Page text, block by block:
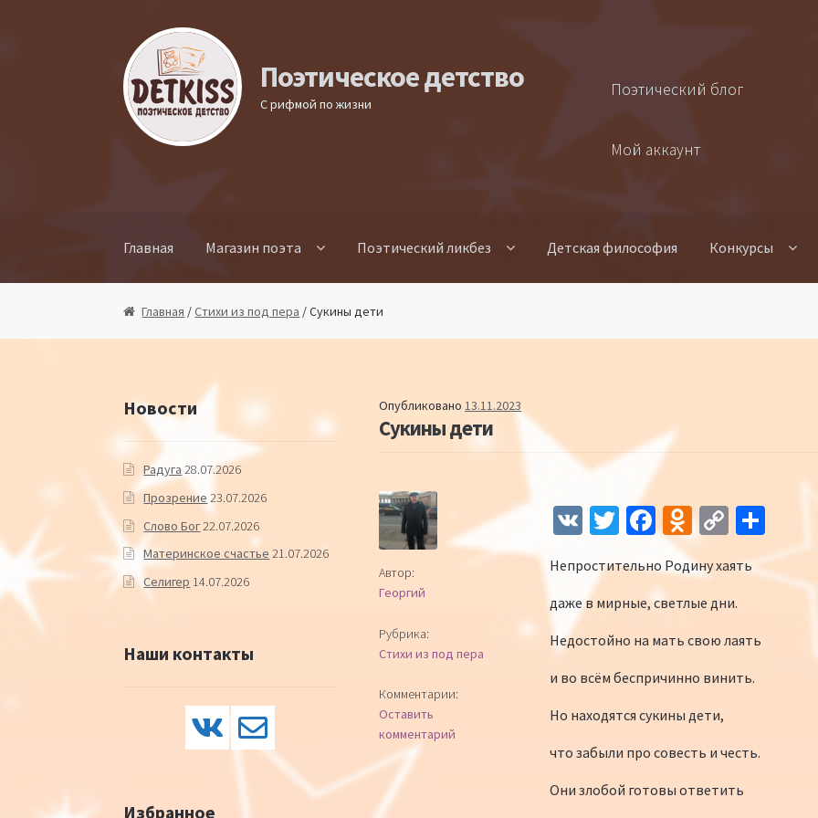
Поэтическое детство
С рифмой по жизни
Поэтический блог
Мой аккаунт
Главная Магазин поэта Поэтический ликбез Детская философия Конкурсы
Главная /Стихи из под пера / Сукины дети
Опубликовано13.11.2023
Сукины дети
Автор:
Георгий
Рубрика:
Стихи из под пера
Комментарии:
Оставить
комментарий
V T
tt
er
Fa
ce
b
o
o
k
O
d
n
o
kl
as
sn
iki
C
p
y
Li
n
k
О
п
Непростительно Родину хаять
даже в мирные, светлые дни.
Недостойно на мать свою лаять
и во всём беспричинно винить.
Но находятся сукины дети,
что забыли про совесть и честь.
Они злобой готовы ответить
Навигация по записям
Новости
Радуга 28.07.2026
Прозрение 23.07.2026
Слово Бог22.07.2026
Материнское счастье 21.07.2026
Селигер 14.07.2026
Наши контакты
Избранное